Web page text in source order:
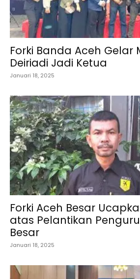
Forki Banda Aceh Gelar
Deiriadi Jadi Ketua
Januari 18, 2025
Forki Aceh Besar
atas Pelantikan
Besar
Januari 18, 2025